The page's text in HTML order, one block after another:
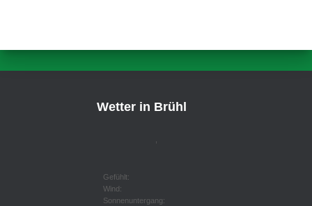
Wetter in Brühl
Gefühlt:
Wind:
Sonnenuntergang: